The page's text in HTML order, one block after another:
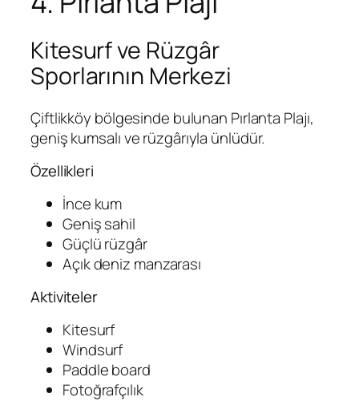
Kitesurf ve Rüzgâr
Sporlarının Merkezi
Çiftlikköy bölgesinde bulunan Pırlanta Plajı,
geniş kumsalı ve rüzgârıyla ünlüdür.
Özellikleri
İnce kum
Geniş sahil
Güçlü rüzgâr
Açık deniz manzarası
Aktiviteler
Kitesurf
Windsurf
Paddle board
Fotoğrafçılık